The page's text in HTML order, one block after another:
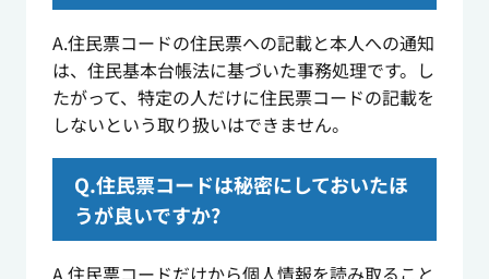
A.住民票コードの住民票への記載と本人への通知
は、住民基本台帳法に基づいた事務処理です。し
たがって、特定の人だけに住民票コードの記載を
しないという取り扱いはできません。
Q.住民票コードは秘密にしておいたほ
うが良いですか?